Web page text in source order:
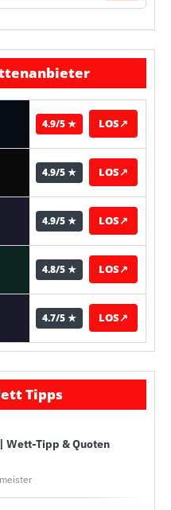
4.9/5 ★ LOS↗
4.9/5 ★ LOS↗
4.9/5 ★ LOS↗
4.8/5 ★ LOS↗
4.7/5 ★ LOS↗
Tipps
Wett-Tipp & Quoten